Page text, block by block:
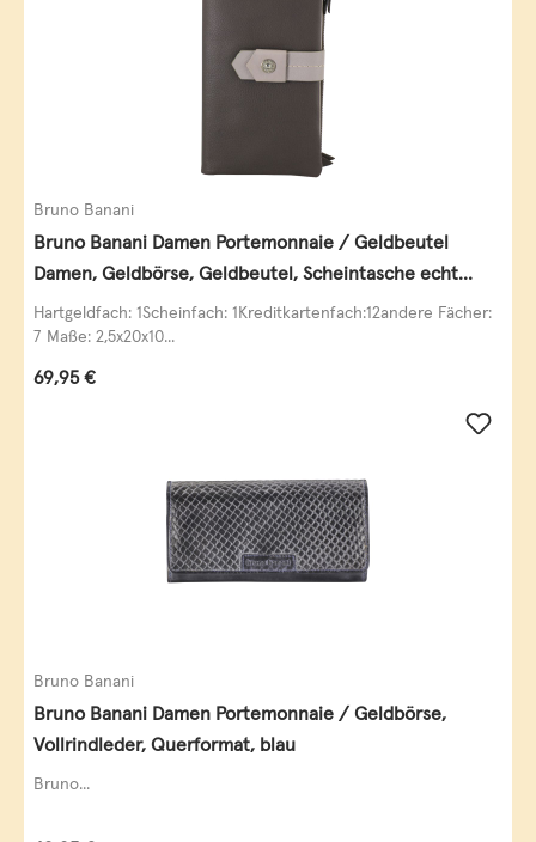
Bruno Banani
Bruno Banani Damen Portemonnaie / Geldbeutel
Damen, Geldbörse, Geldbeutel, Scheintasche echt
Leder
Hartgeldfach: 1Scheinfach: 1Kreditkartenfach:12andere Fächer:
7 Maße: 2,5x20x10...
Regulärer Preis:
69,95 €
Bruno Banani
Bruno Banani Damen Portemonnaie / Geldbörse,
Vollrindleder, Querformat, blau
Bruno...